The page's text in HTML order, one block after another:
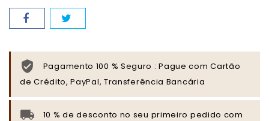
Pagamento 100 % Seguro : Pague com Cartão
de Crédito, PayPal, Transferência Bancária
10 % de desconto no seu primeiro pedido com